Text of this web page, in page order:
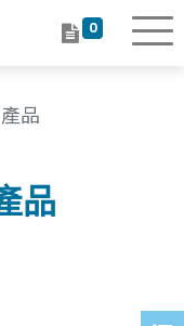
0
品
品